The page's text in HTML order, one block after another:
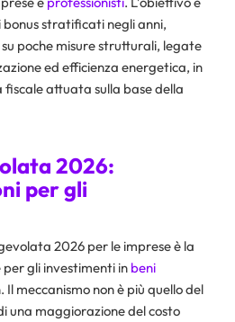
bonus stratificati negli anni,
poche misure strutturali, legate
ed efficienza energetica, in
attuata sulla base della
2026:
per gli
2026 per le imprese è la
per gli investimenti in beni
meccanismo non è più quello del
una maggiorazione del costo